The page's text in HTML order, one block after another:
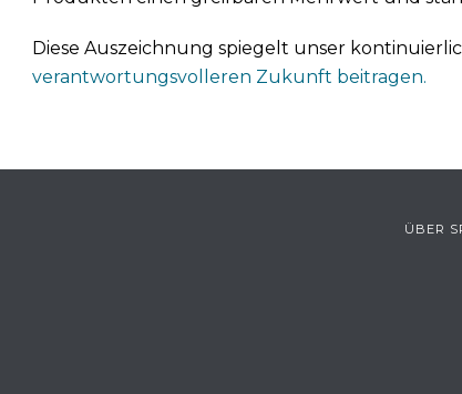
Diese Auszeichnung spiegelt unser
verantwortungsvolleren Zukunft beitragen.
ÜBER